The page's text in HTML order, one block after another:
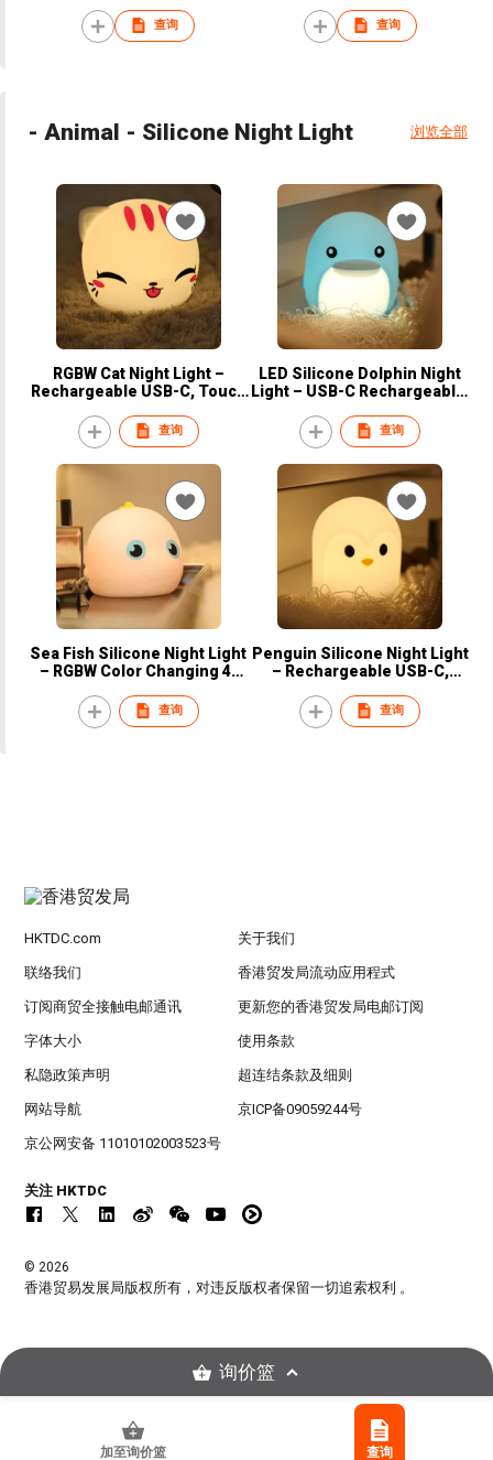
Changing, Touch Dimming,
Soft & Safe for Kids’ Room
查询
Color Changing, Touch-
Control
查询
- Animal - Silicone Night Light 浏览全部
RGBW Cat Night Light –
Rechargeable USB-C, Touch
Soft Silicone, Bedroom
Decor
查询
LED Silicone Dolphin Night
Light – USB-C Rechargeable,
Color Changing, Touch-
Control
查询
Sea Fish Silicone Night Light
– RGBW Color Changing 4-
Control 1-Hour Auto-Off
Timer
查询
Penguin Silicone Night Light
– Rechargeable USB-C,
Touch Control, Stepless
Dimming, Kid-Friendly
查询
加至询价篮 查询
HKTDC.com 关于我们
联络我们 香港贸发局流动应用程式
订阅商贸全接触电邮通讯 更新您的香港贸发局电邮订阅
字体大小 使用条款
私隐政策声明 超连结条款及细则
网站导航 京ICP备09059244号
京公网安备 11010102003523号
关注 HKTDC
© 2026
香港贸易发展局版权所有，对违反版权者保留一切追索权利 。
询价篮